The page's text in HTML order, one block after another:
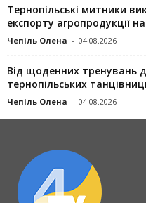
Тернопільські митники
експорту агропродукції
Чепіль Олена - 04.08.2026
Від щоденних тренувань
тернопільських
Чепіль Олена - 04.08.2026